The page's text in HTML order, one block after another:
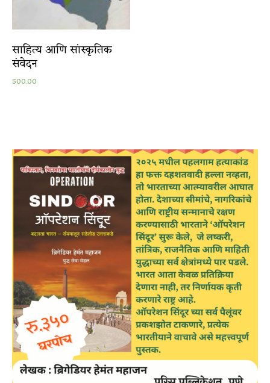
साहित्य आणि सांस्कृतिक
संवेदन
500.00